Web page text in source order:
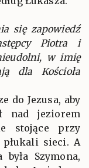
się zapowiedź
Piotra i
w imię
dla Kościoła
do Jezusa, aby
nad jeziorem
stojące przy
sieci. A
Szymona,